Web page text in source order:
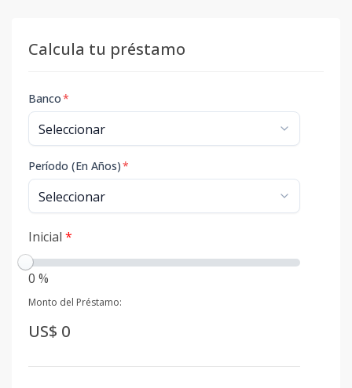
Calcula tu préstamo
Banco*
Período (En Años)*
Inicial *
0 %
Monto del Préstamo:
US$ 0